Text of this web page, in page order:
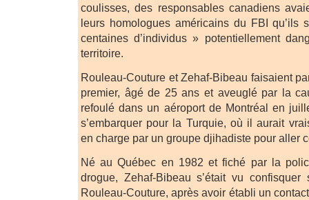
coulisses, des responsables canadiens
leurs homologues américains du FBI qu’ils
centaines d’individus » potentiellement
territoire.
Rouleau-Couture et Zehaf-Bibeau faisaient
premier, âgé de 25 ans et aveuglé par la
refoulé dans un aéroport de Montréal en
s’embarquer pour la Turquie, où il aurait
en charge par un groupe djihadiste pour aller
Né au Québec en 1982 et fiché par la
drogue, Zehaf-Bibeau s’était vu confisquer
Rouleau-Couture, après avoir établi un